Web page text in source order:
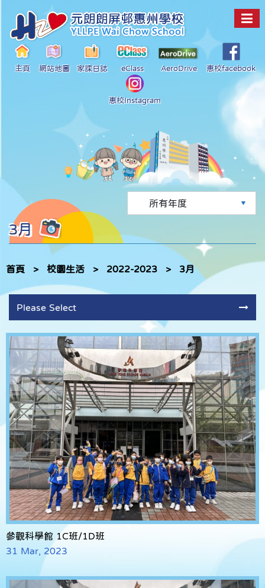
主頁 網站地圖 家課日誌 eClass AeroDrive 惠校facebook
惠校Instagram
3月
首頁 > 校園生活 > 2022-2023 > 3月
Please Select
參觀科學館 1C班/1D班
31 Mar, 2023